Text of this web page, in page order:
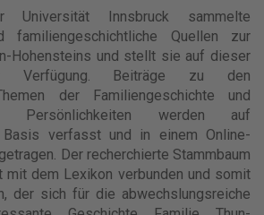
Innsbruck sammelte
familiengeschichtliche Quellen zur
Hohensteins und stellt sie auf dieser
Verfügung. Beiträge zu den
der Familiengeschichte und
Persönlichkeiten werden auf
Basis verfasst und in einem Online-
Der recherchierte Stammbaum
mit dem Lexikon verbunden und somit
der sich für die abwechslungsreiche